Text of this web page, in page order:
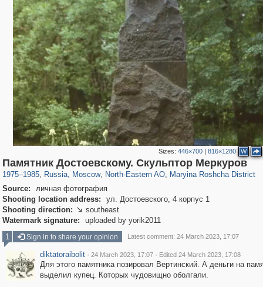
Sizes:446×700 |816×1280 W
Памятник Достоевскому. Скульптор Меркуров
1975–1985, Russia
1,407,712 29,262
, Moscow
319,968 8,295
, North-Eastern AO
24,501 250
, Maryina Roshcha District
2,023 27
Source:
личная фотография
Shooting location address:
ул. Достоевского, 4 корпус 1
Shooting direction:  southeast
Watermark signature:
uploaded by yorik2011
1
Sign in to share your opinion Latest comment: 24 March 2023, 17:07
diktatoraibolit · 24 March 2023, 17:07 · Edited 24 March 2023, 17:08
Для этого памятника позировал Вертинский. А деньги на
выделил купец. Которых чудовищно оболгали.